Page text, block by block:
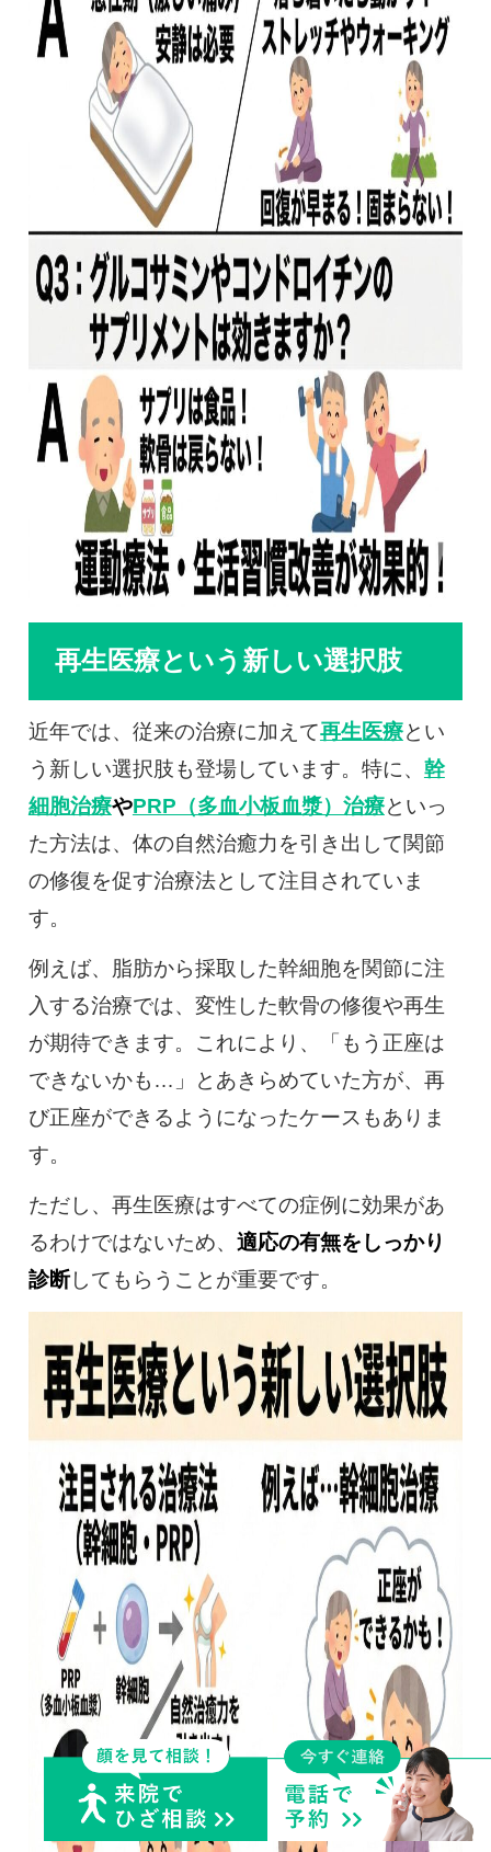
再生医療という新しい選択肢
近年では、従来の治療に加えて再生医療とい
う新しい選択肢も登場しています。特に、 幹
細胞治療やPRP（多血小板血漿）治療といっ
た方法は、体の自然治癒力を引き出して関節
の修復を促す治療法として注目されていま
す。
例えば、脂肪から採取した幹細胞を関節に注
入する治療では、変性した軟骨の修復や再生
が期待できます。これにより、「もう正座は
できないかも…」とあきらめていた方が、再
び正座ができるようになったケースもありま
す。
ただし、再生医療はすべての症例に効果があ
るわけではないため、 適応の有無をしっかり
診断してもらうことが重要です。